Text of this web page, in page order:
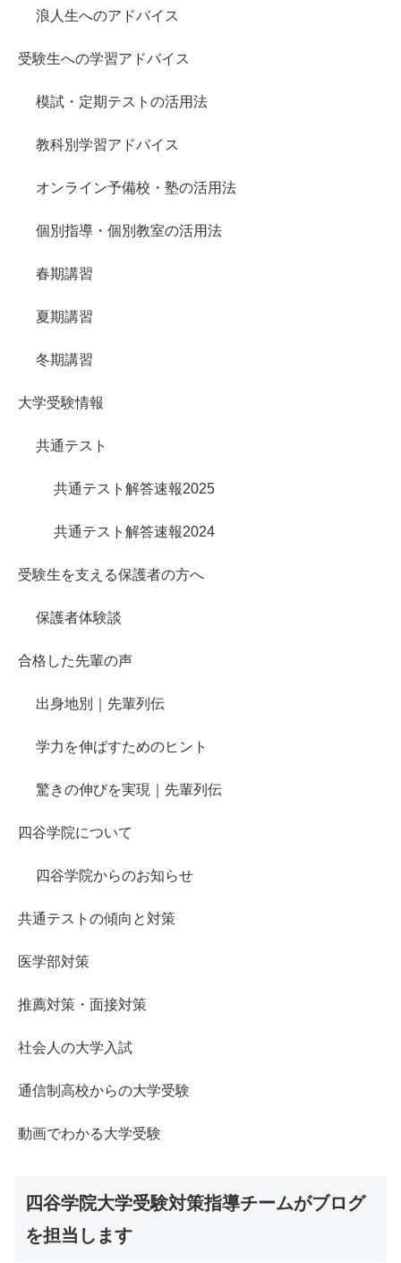
浪人生へのアドバイス
受験生への学習アドバイス
模試・定期テストの活用法
教科別学習アドバイス
オンライン予備校・塾の活用法
個別指導・個別教室の活用法
春期講習
夏期講習
冬期講習
大学受験情報
共通テスト
共通テスト解答速報2025
共通テスト解答速報2024
受験生を支える保護者の方へ
保護者体験談
合格した先輩の声
出身地別｜先輩列伝
学力を伸ばすためのヒント
驚きの伸びを実現｜先輩列伝
四谷学院について
四谷学院からのお知らせ
共通テストの傾向と対策
医学部対策
推薦対策・面接対策
社会人の大学入試
通信制高校からの大学受験
動画でわかる大学受験
四谷学院大学受験対策指導チームがブログ
を担当します